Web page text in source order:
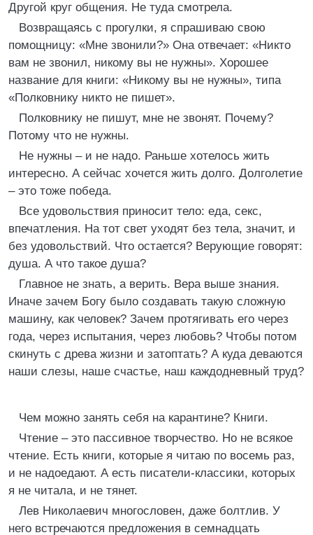
Другой круг общения. Не туда смотрела.
Возвращаясь с прогулки, я спрашиваю свою
помощницу: «Мне звонили?» Она отвечает: «Никто
вам не звонил, никому вы не нужны». Хорошее
название для книги: «Никому вы не нужны», типа
«Полковнику никто не пишет».
Полковнику не пишут, мне не звонят. Почему?
Потому что не нужны.
Не нужны – и не надо. Раньше хотелось жить
интересно. А сейчас хочется жить долго. Долголетие
– это тоже победа.
Все удовольствия приносит тело: еда, секс,
впечатления. На тот свет уходят без тела, значит, и
без удовольствий. Что остается? Верующие говорят:
душа. А что такое душа?
Главное не знать, а верить. Вера выше знания.
Иначе зачем Богу было создавать такую сложную
машину, как человек? Зачем протягивать его через
года, через испытания, через любовь? Чтобы потом
скинуть с древа жизни и затоптать? А куда деваются
наши слезы, наше счастье, наш каждодневный труд?
Чем можно занять себя на карантине? Книги.
Чтение – это пассивное творчество. Но не всякое
чтение. Есть книги, которые я читаю по восемь раз,
и не надоедают. А есть писатели-классики, которых
я не читала, и не тянет.
Лев Николаевич многословен, даже болтлив. У
него встречаются предложения в семнадцать